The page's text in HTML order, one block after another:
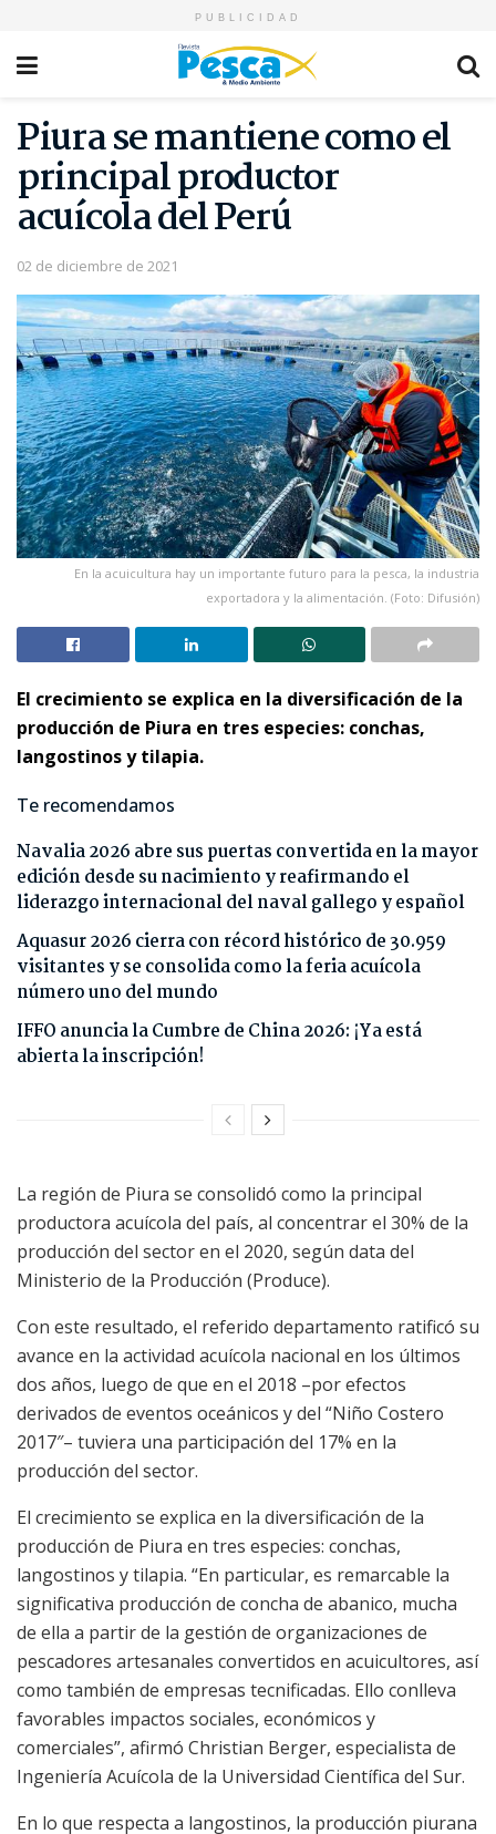
PUBLICIDAD
Piura se mantiene como el
principal productor
acuícola del Perú
02 de diciembre de 2021
En la acuicultura hay un importante futuro para la pesca, la industria
exportadora y la alimentación. (Foto: Difusión)
El crecimiento se explica en la diversificación de la
producción de Piura en tres especies: conchas,
langostinos y tilapia.
Te recomendamos
Navalia 2026 abre sus puertas convertida en la mayor
edición desde su nacimiento y reafirmando el
liderazgo internacional del naval gallego y español
Aquasur 2026 cierra con récord histórico de 30.959
visitantes y se consolida como la feria acuícola
número uno del mundo
IFFO anuncia la Cumbre de China 2026: ¡Ya está
abierta la inscripción!
La región de Piura se consolidó como la principal
productora acuícola del país, al concentrar el 30% de la
producción del sector en el 2020, según data del
Ministerio de la Producción (Produce).
Con este resultado, el referido departamento ratificó su
avance en la actividad acuícola nacional en los últimos
dos años, luego de que en el 2018 –por efectos
derivados de eventos oceánicos y del “Niño Costero
2017″– tuviera una participación del 17% en la
producción del sector.
El crecimiento se explica en la diversificación de la
producción de Piura en tres especies: conchas,
langostinos y tilapia. “En particular, es remarcable la
significativa producción de concha de abanico, mucha
de ella a partir de la gestión de organizaciones de
pescadores artesanales convertidos en acuicultores, así
como también de empresas tecnificadas. Ello conlleva
favorables impactos sociales, económicos y
comerciales”, afirmó Christian Berger, especialista de
Ingeniería Acuícola de la Universidad Científica del Sur.
En lo que respecta a langostinos, la producción piurana